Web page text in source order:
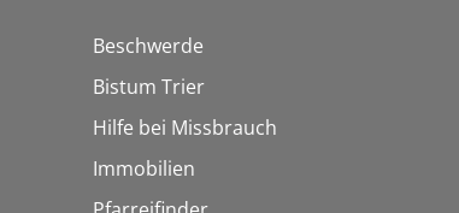
Beschwerde
Bistum Trier
Hilfe bei Missbrauch
Immobilien